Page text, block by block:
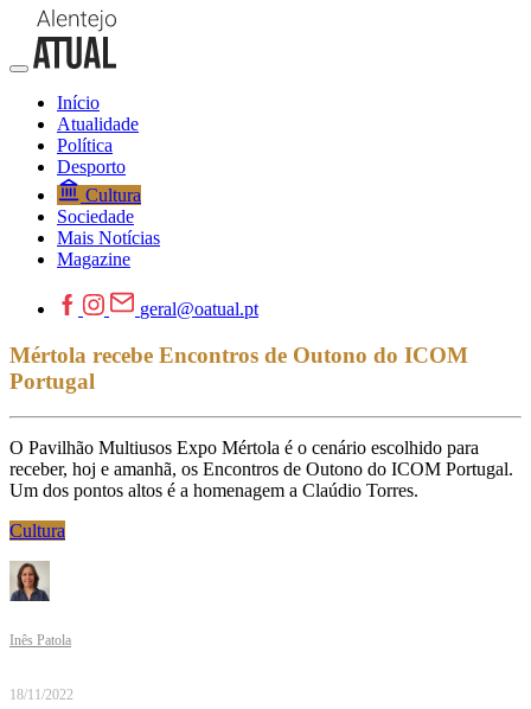
Início
Atualidade
Política
Desporto
Cultura
Sociedade
Mais Notícias
Magazine
geral@oatual.pt
Mértola recebe Encontros de Outono do ICOM
Portugal
O Pavilhão Multiusos Expo Mértola é o cenário escolhido para
receber, hoj e amanhã, os Encontros de Outono do ICOM Portugal.
Um dos pontos altos é a homenagem a Claúdio Torres.
Cultura
Inês Patola
18/11/2022